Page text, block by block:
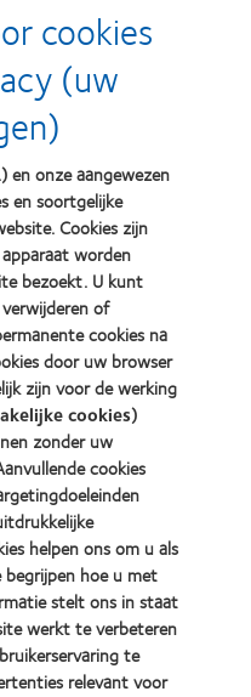
Learn
more
about
2011
Best
Factory
Awards
(2011)
cookies
(uw
en onze aangewezen
en soortgelijke
Cookies zijn
worden
bezoekt. U kunt
of
cookies na
door uw browser
zijn voor de werking
cookies)
zonder uw
cookies
helpen ons om u als
hoe u met
stelt ons in staat
werkt te verbeteren
te
relevant voor